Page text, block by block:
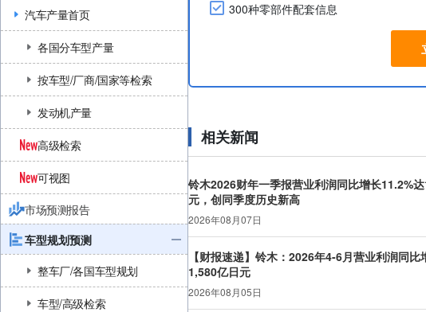
汽车产量首页
各国分车型产量
按车型/厂商/国家等检索
发动机产量
高级检索
可视图
市场预测报告
车型规划预测
整车厂/各国车型规划
车型/高级检索
300种零部件配套信息
相关新闻
铃木2026财年一季报营业利润同比增长11.2%
元，创同季度历史新高
2026年08月07日
【财报速递】铃木：2026年4-6月营业利润同比
1,580亿日元
2026年08月05日